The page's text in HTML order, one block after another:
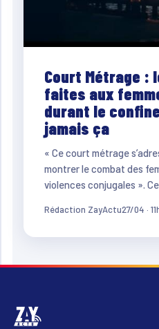
Court Métrage :
faites aux
durant le
jamais ça
« Ce court métrage
montrer le combat des
violences conjugales ».
Rédaction ZayActu27/04 ·